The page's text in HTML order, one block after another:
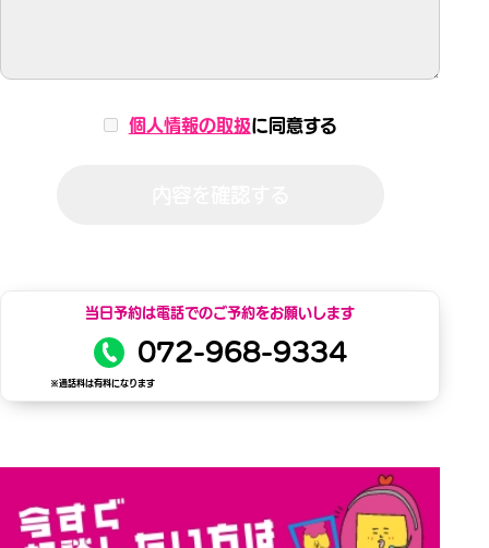
個人情報の取扱に同意する
当日予約は電話でのご予約をお願いします
072-968-9334
※通話料は有料になります